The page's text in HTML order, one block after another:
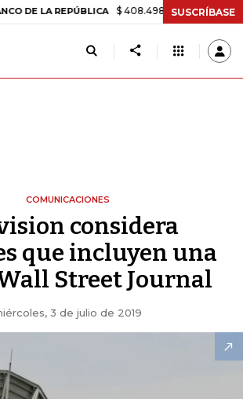
LA REPÚBLICA $ 408.498,97 +$ 8.753,81 +2,19%
SUSCRÍBASE
COMUNICACIONES
considera
que incluyen una
Street Journal
3 de julio de 2019